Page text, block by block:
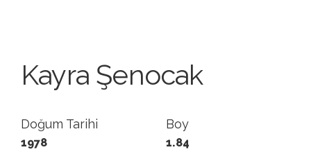
Kayra Şenocak
Doğum Tarihi
1978
Boy
1.84